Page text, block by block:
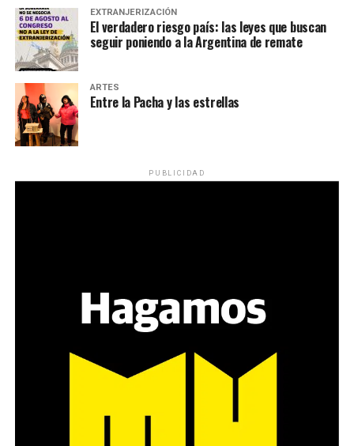
EXTRANJERIZACIÓN
El verdadero riesgo país: las leyes que buscan
seguir poniendo a la Argentina de remate
ARTES
Entre la Pacha y las estrellas
PUBLICIDAD